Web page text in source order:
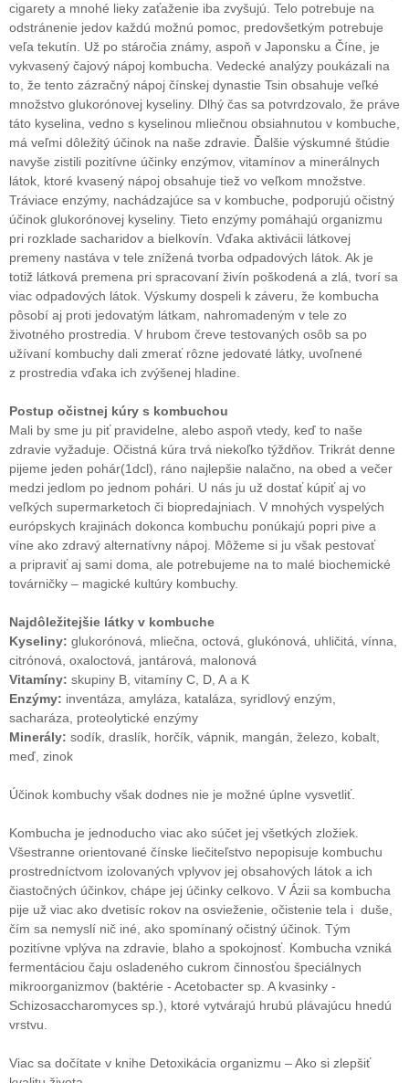
cigarety a mnohé lieky zaťaženie iba zvyšujú. Telo potrebuje na
odstránenie jedov každú možnú pomoc, predovšetkým potrebuje
veľa tekutín. Už po stáročia známy, aspoň v Japonsku a Číne, je
vykvasený čajový nápoj kombucha. Vedecké analýzy poukázali na
to, že tento zázračný nápoj čínskej dynastie Tsin obsahuje veľké
množstvo glukorónovej kyseliny. Dlhý čas sa potvrdzovalo, že práve
táto kyselina, vedno s kyselinou mliečnou obsiahnutou v kombuche,
má veľmi dôležitý účinok na naše zdravie. Ďalšie výskumné štúdie
navyše zistili pozitívne účinky enzýmov, vitamínov a minerálnych
látok, ktoré kvasený nápoj obsahuje tiež vo veľkom množstve.
Tráviace enzýmy, nachádzajúce sa v kombuche, podporujú očistný
účinok glukorónovej kyseliny. Tieto enzýmy pomáhajú organizmu
pri rozklade sacharidov a bielkovín. Vďaka aktivácii látkovej
premeny nastáva v tele znížená tvorba odpadových látok. Ak je
totiž látková premena pri spracovaní živín poškodená a zlá, tvorí sa
viac odpadových látok. Výskumy dospeli k záveru, že kombucha
pôsobí aj proti jedovatým látkam, nahromadeným v tele zo
životného prostredia. V hrubom čreve testovaných osôb sa po
užívaní kombuchy dali zmerať rôzne jedovaté látky, uvoľnené
z prostredia vďaka ich zvýšenej hladine.
Postup očistnej kúry s kombuchou
Mali by sme ju piť pravidelne, alebo aspoň vtedy, keď to naše
zdravie vyžaduje. Očistná kúra trvá niekoľko týždňov. Trikrát denne
pijeme jeden pohár(1dcl), ráno najlepšie nalačno, na obed a večer
medzi jedlom po jednom pohári. U nás ju už dostať kúpiť aj vo
veľkých supermarketoch či biopredajniach. V mnohých vyspelých
európskych krajinách dokonca kombuchu ponúkajú popri pive a
víne ako zdravý alternatívny nápoj. Môžeme si ju však pestovať
a pripraviť aj sami doma, ale potrebujeme na to malé biochemické
továrničky – magické kultúry kombuchy.
Najdôležitejšie látky v kombuche
Kyseliny: glukorónová, mliečna, octová, glukónová, uhličitá, vínna,
citrónová, oxaloctová, jantárová, malonová
Vitamíny: skupiny B, vitamíny C, D, A a K
Enzýmy: inventáza, amyláza, kataláza, syridlový enzým,
sacharáza, proteolytické enzýmy
Minerály: sodík, draslík, horčík, vápnik, mangán, železo, kobalt,
meď, zinok
Účinok kombuchy však dodnes nie je možné úplne vysvetliť.
Kombucha je jednoducho viac ako súčet jej všetkých zložiek.
Všestranne orientované čínske liečiteľstvo nepopisuje kombuchu
prostredníctvom izolovaných vplyvov jej obsahových látok a ich
čiastočných účinkov, chápe jej účinky celkovo. V Ázii sa kombucha
pije už viac ako dvetisíc rokov na osvieženie, očistenie tela i duše,
čím sa nemyslí nič iné, ako spomínaný očistný účinok. Tým
pozitívne vplýva na zdravie, blaho a spokojnosť. Kombucha vzniká
fermentáciou čaju osladeného cukrom činnosťou špeciálnych
mikroorganizmov (baktérie - Acetobacter sp. A kvasinky -
Schizosaccharomyces sp.), ktoré vytvárajú hrubú plávajúcu hnedú
vrstvu.
Viac sa dočítate v knihe Detoxikácia organizmu – Ako si zlepšiť